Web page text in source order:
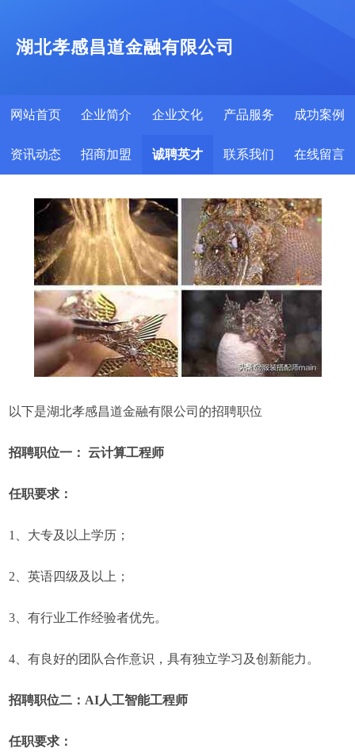
湖北孝感昌道金融有限公司
网站首页 企业简介 企业文化 产品服务 成功案例
资讯动态 招商加盟 诚聘英才 联系我们 在线留言
以下是湖北孝感昌道金融有限公司的招聘职位
招聘职位一： 云计算工程师
任职要求：
1、大专及以上学历；
2、英语四级及以上；
3、有行业工作经验者优先。
4、有良好的团队合作意识，具有独立学习及创新能力。
招聘职位二：AI人工智能工程师
任职要求：